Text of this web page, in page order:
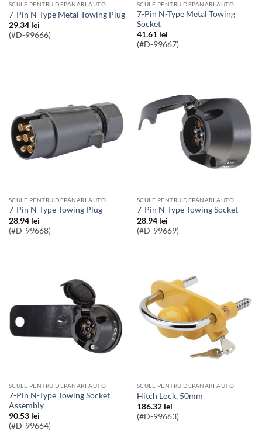
SCULE PENTRU DEPANARI AUTO
7-Pin N-Type Metal Towing Plug
29.34 lei
(#D-99666)
SCULE PENTRU DEPANARI AUTO
7-Pin N-Type Metal Towing
Socket
41.61 lei
(#D-99667)
SCULE PENTRU DEPANARI AUTO
7-Pin N-Type Towing Plug
28.94 lei
(#D-99668)
SCULE PENTRU DEPANARI AUTO
7-Pin N-Type Towing Socket
28.94 lei
(#D-99669)
SCULE PENTRU DEPANARI AUTO
7-Pin N-Type Towing Socket
Assembly
90.53 lei
(#D-99664)
SCULE PENTRU DEPANARI AUTO
Hitch Lock, 50mm
186.32 lei
(#D-99663)